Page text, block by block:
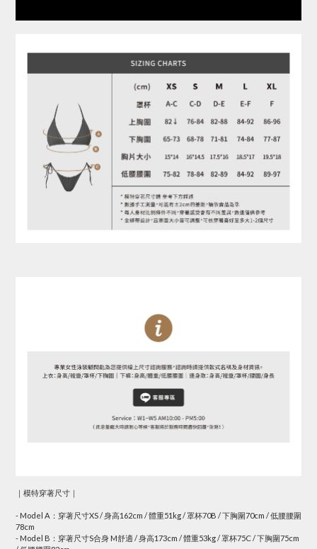
｜模特穿著尺寸｜
- Model A：穿著尺寸XS / 身高162cm / 體重51kg / 罩杯70B / 下胸圍70cm / 低腰腰圍
78cm
- Model B：穿著尺寸S合身 M舒適 / 身高173cm / 體重53kg / 罩杯75C / 下胸圍75cm